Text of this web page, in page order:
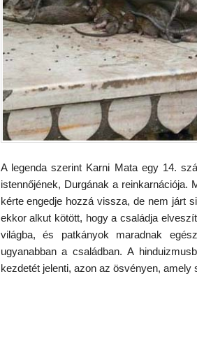
A legenda szerint Karni Mata egy 14.
istennőjének, Durgának a reinkarnációja.
kérte engedje hozzá vissza, de nem járt
ekkor alkut kötött, hogy a családja
világba, és patkányok maradnak
ugyanabban a családban. A
kezdetét jelenti, azon az ösvényen,